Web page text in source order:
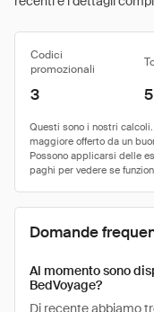
Codici
promozionali
3 5
Domande
Al momento sono
BedVoyage?
Di recente abbiamo